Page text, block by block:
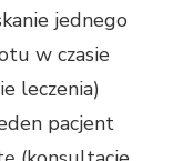
jednego
w czasie
leczenia)
pacjent